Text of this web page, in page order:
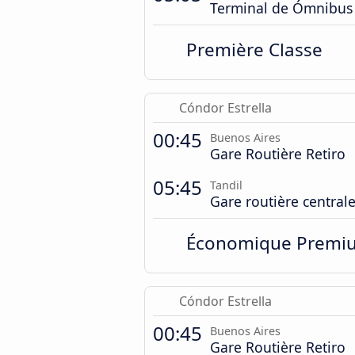
Terminal de Ómnibus
Première Classe
Cóndor Estrella
00:45 Buenos Aires
Gare Routière Retiro
05:45 Tandil
Gare routière centrale
Économique
Cóndor Estrella
00:45 Buenos Aires
Gare Routière Retiro